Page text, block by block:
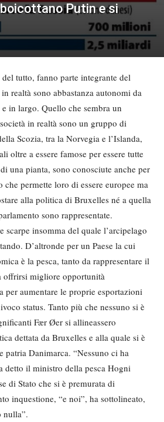
Putin e si
tutto, fanno parte integrante del
realtà sono abbastanza autonomi da
in largo. Quello che sembra un
in realtà sono un gruppo di
Scozia, tra la Norvegia e l’Islanda,
oltre a essere famose per essere tutte
una pianta, sono conosciute anche per
permette loro di essere europee ma
alla politica di Bruxelles né a quella
sono rappresentate.
scarpe insomma del quale l’arcipelago
D’altronde per un Paese la cui
è la pesca, tanto da rappresentare il
offrirsi migliore opportunità
per aumentare le proprie esportazioni
status. Tanto più che nessuno si è
Fær Øer si allineassero
dettata da Bruxelles e alla quale si è
patria Danimarca. “Nessuno ci ha
detto il ministro della pesca Hogni
di Stato che si è premurata di
inquestione, “e noi”, ha sottolineato,
nulla”.